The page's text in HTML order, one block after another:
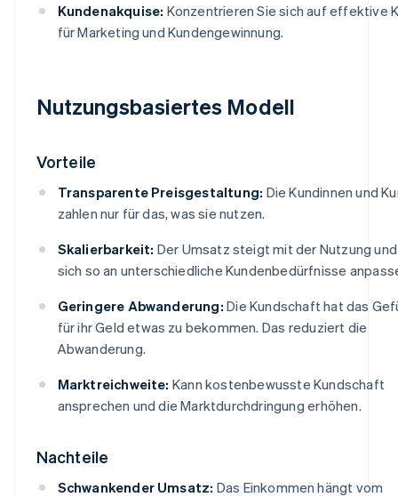
Kundenakquise: Konzentrieren Sie sich auf effektive
für Marketing und Kundengewinnung.
Nutzungsbasiertes Modell
Vorteile
Transparente Preisgestaltung: Die Kundinnen und
zahlen nur für das, was sie nutzen.
Skalierbarkeit: Der Umsatz steigt mit der Nutzung
sich so an unterschiedliche Kundenbedürfnisse
Geringere Abwanderung: Die Kundschaft hat das
für ihr Geld etwas zu bekommen. Das reduziert die
Abwanderung.
Marktreichweite: Kann kostenbewusste Kundschaft
ansprechen und die Marktdurchdringung erhöhen.
Nachteile
Schwankender Umsatz: Das Einkommen hängt vom